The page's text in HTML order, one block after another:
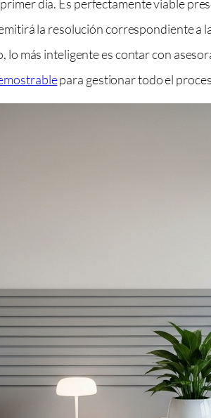
día. Es perfectamente viable
la resolución correspondiente
más inteligente es contar con
para gestionar todo el